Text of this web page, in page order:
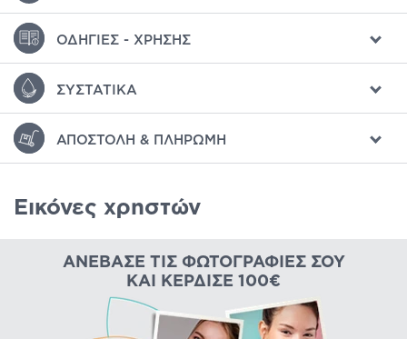
ΟΔΗΓΊΕΣ - ΧΡΉΣΗΣ
ΣΥΣΤΑΤΙΚΆ
ΑΠΟΣΤΟΛΉ & ΠΛΗΡΩΜΉ
Εικόνες χρηστών
ΑΝΈΒΑΣΕ ΤΙΣ ΦΩΤΟΓΡΑΦΊΕΣ ΣΟΥ
ΚΑΙ ΚΈΡΔΙΣΕ 100€